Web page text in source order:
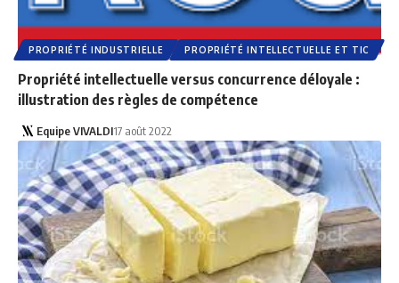
PROPRIÉTÉ INDUSTRIELLE PROPRIÉTÉ INTELLECTUELLE ET TIC
Propriété intellectuelle versus concurrence déloyale :
illustration des règles de compétence
Equipe VIVALDI17 août 2022